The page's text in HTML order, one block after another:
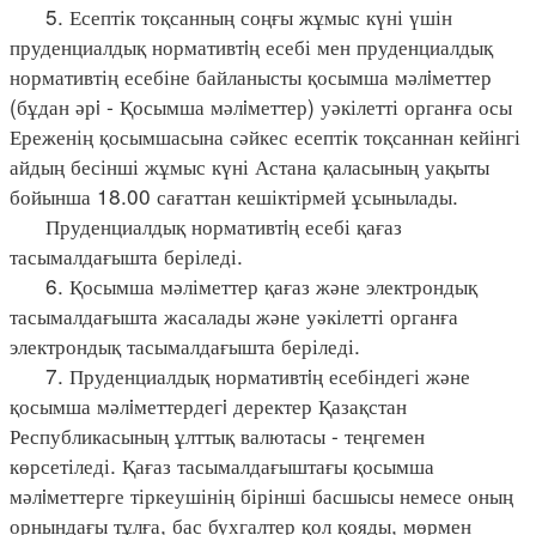
5. Есептік тоқсанның соңғы жұмыс күні үшін
пруденциалдық нормативтiң есебі мен пруденциалдық
нормативтің есебіне байланысты қосымша мәлiметтер
(бұдан әрi - Қосымша мәлiметтер) уәкілетті органға осы
Ереженің қосымшасына сәйкес есептік тоқсаннан кейінгі
айдың бесінші жұмыс күні Астана қаласының уақыты
бойынша 18.00 сағаттан кешіктірмей ұсынылады.
Пруденциалдық нормативтiң есебі қағаз
тасымалдағышта беріледі.
6. Қосымша мәліметтер қағаз және электрондық
тасымалдағышта жасалады және уәкілетті органға
электрондық тасымалдағышта беріледі.
7. Пруденциалдық нормативтiң есебіндегі және
қосымша мәлiметтердегi деректер Қазақстан
Республикасының ұлттық валютасы - теңгемен
көрсетіледі. Қағаз тасымалдағыштағы қосымша
мәлiметтерге тіркеушінің бірінші басшысы немесе оның
орнындағы тұлға, бас бухгалтер қол қояды, мөрмен